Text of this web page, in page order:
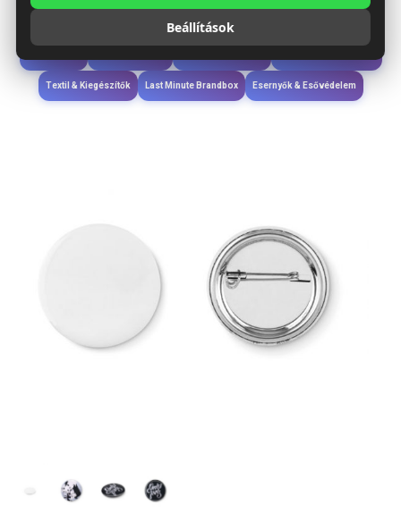
Wellness & Ápolás
Textil & Kiegészítők Last Minute Brandbox Esernyők & Esővédelem
Beállítások